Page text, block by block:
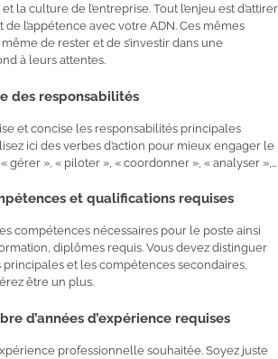
la culture de l’entreprise. Tout l’enjeu est d’attirer
l’appétence avec votre ADN. Ces mêmes
de rester et de s’investir dans une
à leurs attentes.
des responsabilités
et concise les responsabilités principales
ici des verbes d’action pour mieux engager le
gérer », « piloter », « coordonner », « analyser »,…
et qualifications requises
compétences nécessaires pour le poste ainsi
diplômes requis. Vous devez distinguer
et les compétences secondaires,
être un plus.
d’années d’expérience requises
professionnelle souhaitée. Soyez juste